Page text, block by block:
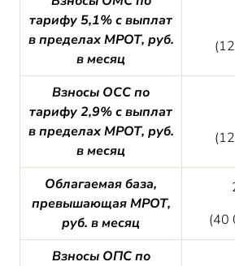
тарифу 5,1% с выплат
в пределах МРОТ, руб.
в месяц
Взносы ОСС по
тарифу 2,9% с выплат
в пределах МРОТ, руб.
в месяц
Облагаемая база,
превышающая МРОТ,
руб. в месяц
(40
Взносы ОПС по